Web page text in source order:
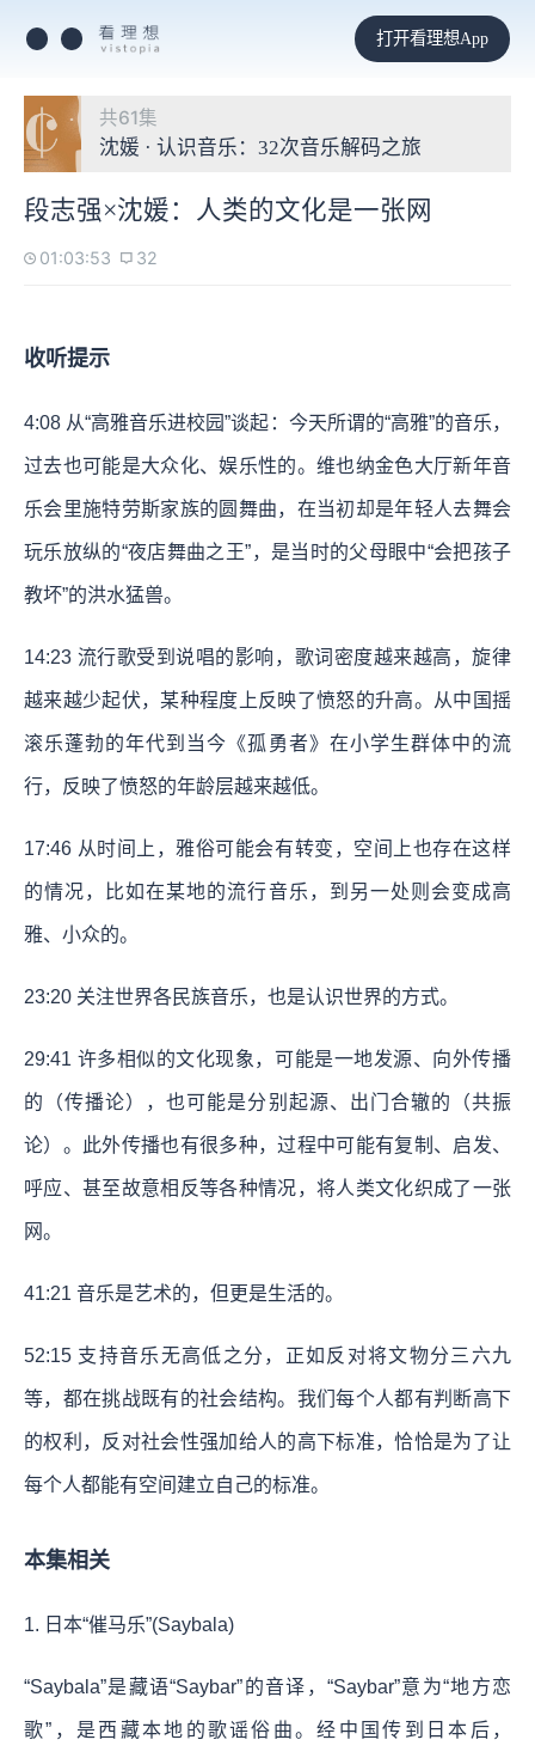
打开看理想App
共61集
沈媛 · 认识音乐：32次音乐解码之旅
段志强×沈媛：人类的文化是一张网
01:03:53 32
收听提示
4:08 从“高雅音乐进校园”谈起：今天所谓的“高雅”的音乐，
过去也可能是大众化、娱乐性的。维也纳金色大厅新年音
乐会里施特劳斯家族的圆舞曲，在当初却是年轻人去舞会
玩乐放纵的“夜店舞曲之王”，是当时的父母眼中“会把孩子
教坏”的洪水猛兽。
14:23 流行歌受到说唱的影响，歌词密度越来越高，旋律
越来越少起伏，某种程度上反映了愤怒的升高。从中国摇
滚乐蓬勃的年代到当今《孤勇者》在小学生群体中的流
行，反映了愤怒的年龄层越来越低。
17:46 从时间上，雅俗可能会有转变，空间上也存在这样
的情况，比如在某地的流行音乐，到另一处则会变成高
雅、小众的。
23:20 关注世界各民族音乐，也是认识世界的方式。
29:41 许多相似的文化现象，可能是一地发源、向外传播
的（传播论），也可能是分别起源、出门合辙的（共振
论）。此外传播也有很多种，过程中可能有复制、启发、
呼应、甚至故意相反等各种情况，将人类文化织成了一张
网。
41:21 音乐是艺术的，但更是生活的。
52:15 支持音乐无高低之分，正如反对将文物分三六九
等，都在挑战既有的社会结构。我们每个人都有判断高下
的权利，反对社会性强加给人的高下标准，恰恰是为了让
每个人都能有空间建立自己的标准。
本集相关
1. 日本“催马乐”(Saybala)
“Saybala”是藏语“Saybar”的音译，“Saybar”意为“地方恋
歌”，是西藏本地的歌谣俗曲。经中国传到日本后，